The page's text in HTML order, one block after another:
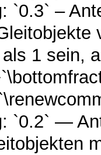
`0.3` –
1 sein,
`0.2` —